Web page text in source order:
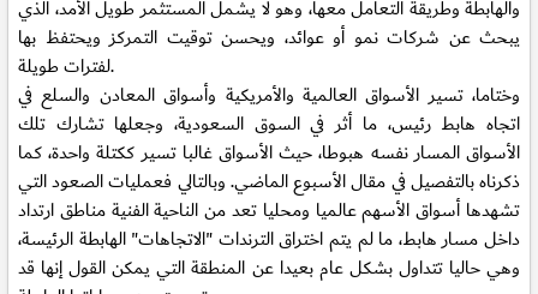
والهابطة وطريقة التعامل معها، وهو لا يشمل المستثمر طويل الأمد، الذي
يبحث عن شركات نمو أو عوائد، ويحسن توقيت التمركز ويحتفظ بها
لفترات طويلة.
وختاما، تسير الأسواق العالمية والأمريكية وأسواق المعادن والسلع في
اتجاه هابط رئيس، ما أثر في السوق السعودية، وجعلها تشارك تلك
الأسواق المسار نفسه هبوطا، حيث الأسواق غالبا تسير ككتلة واحدة، كما
ذكرناه بالتفصيل في مقال الأسبوع الماضي. وبالتالي فعمليات الصعود التي
تشهدها أسواق الأسهم عالميا ومحليا تعد من الناحية الفنية مناطق ارتداد
داخل مسار هابط، ما لم يتم اختراق الترندات "الاتجاهات" الهابطة الرئيسة،
وهي حاليا تتداول بشكل عام بعيدا عن المنطقة التي يمكن القول إنها قد